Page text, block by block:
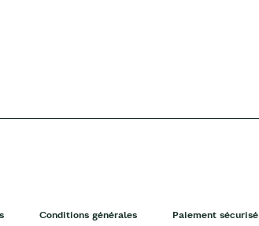
Conditions générales Paiement sécurisé